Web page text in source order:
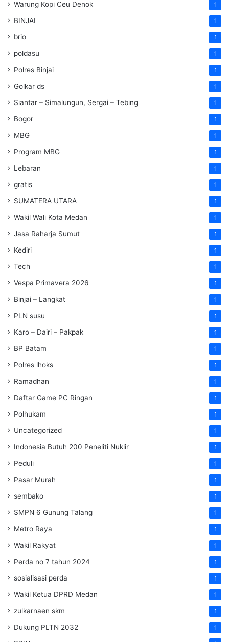
Warung Kopi Ceu Denok 1
BINJAI 1
brio 1
poldasu 1
Polres Binjai 1
Golkar ds 1
Siantar – Simalungun, Sergai – Tebing 1
Bogor 1
MBG 1
Program MBG 1
Lebaran 1
gratis 1
SUMATERA UTARA 1
Wakil Wali Kota Medan 1
Jasa Raharja Sumut 1
Kediri 1
Tech 1
Vespa Primavera 2026 1
Binjai – Langkat 1
PLN susu 1
Karo – Dairi – Pakpak 1
BP Batam 1
Polres lhoks 1
Ramadhan 1
Daftar Game PC Ringan 1
Polhukam 1
Uncategorized 1
Indonesia Butuh 200 Peneliti Nuklir 1
Peduli 1
Pasar Murah 1
sembako 1
SMPN 6 Gunung Talang 1
Metro Raya 1
Wakil Rakyat 1
Perda no 7 tahun 2024 1
sosialisasi perda 1
Wakil Ketua DPRD Medan 1
zulkarnaen skm 1
Dukung PLTN 2032 1